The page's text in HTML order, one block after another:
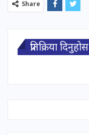
Share
प्रतिक्रिया दिनुहोस